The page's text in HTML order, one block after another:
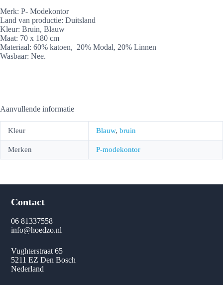
Merk: P- Modekontor
Land van productie: Duitsland
Kleur: Bruin, Blauw
Maat: 70 x 180 cm
Materiaal: 60% katoen, 20% Modal, 20% Linnen
Wasbaar: Nee.
Aanvullende informatie
Kleur Blauw, bruin
Merken P-modekontor
Contact
06 81337558
info@hoedzo.nl
Vughterstraat 65
5211 EZ Den Bosch
Nederland